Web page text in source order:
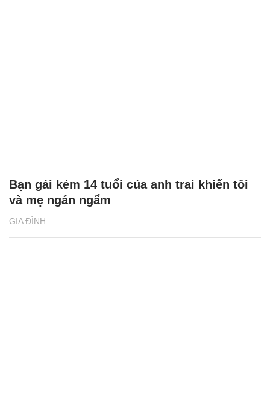
GIA ĐÌNH
Bạn gái kém 14 tuổi của anh trai khiến tôi
và mẹ ngán ngẩm